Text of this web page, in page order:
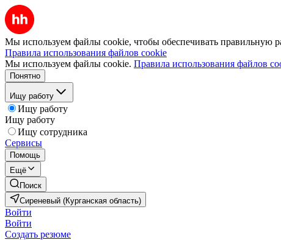
Мы используем файлы cookie, чтобы обеспечивать правильную
Правила использования файлов cookie
Мы используем файлы cookie. Правила использования файлов
Понятно
Ищу работу
Ищу работу
Ищу работу
Ищу сотрудника
Сервисы
Помощь
Ещё
Поиск
Сиреневый (Курганская область)
Войти
Войти
Создать резюме